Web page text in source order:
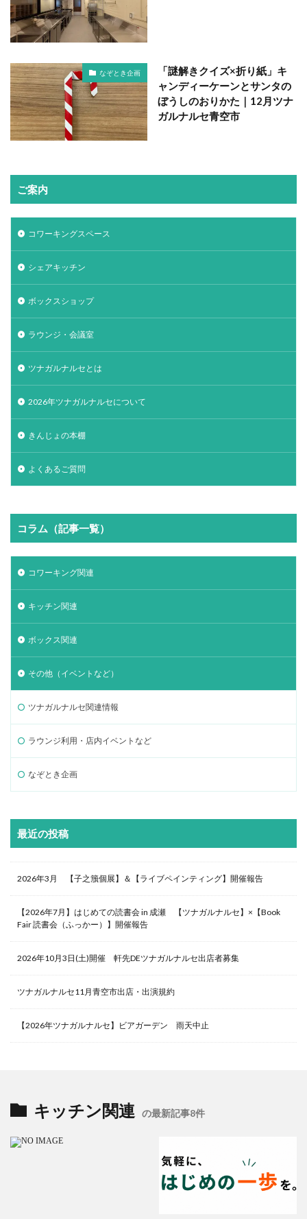
なぞとき企画
「謎解きクイズ×折り紙」キ
ャンディーケーンとサンタの
ぼうしのおりかた｜12月ツナ
ガルナルセ青空市
ご案内
コワーキングスペース
シェアキッチン
ボックスショップ
ラウンジ・会議室
ツナガルナルセとは
2026年ツナガルナルセについて
きんじょの本棚
よくあるご質問
コラム（記事一覧）
コワーキング関連
キッチン関連
ボックス関連
その他（イベントなど）
ツナガルナルセ関連情報
ラウンジ利用・店内イベントなど
なぞとき企画
最近の投稿
2026年3月 【子之籏個展】＆【ライブペインティング】開催報告
【2026年7月】はじめての読書会 in 成瀬 【ツナガルナルセ】×【Book
Fair 読書会（ふっかー）】開催報告
2026年10月3日(土)開催 軒先DEツナガルナルセ出店者募集
ツナガルナルセ11月青空市出店・出演規約
【2026年ツナガルナルセ】ビアガーデン 雨天中止
キッチン関連 の最新記事8件